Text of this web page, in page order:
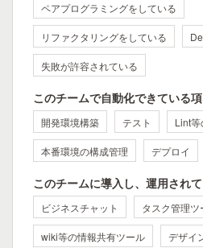
ペアプログラミングをしている
リファクタリングをしている
失敗が許容されている
このチームで自動化できている
開発環境構築 テスト Lint
本番環境の構成管理 デプロイ
このチームに導入し、運用され
ビジネスチャット タスク管理ツ
wiki等の情報共有ツール デザイ